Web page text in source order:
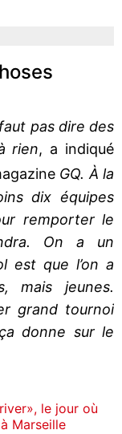
pas dire des
rien, a indiqué
GQ. À la
dix équipes
remporter le
On a un
est que l’on a
mais jeunes.
grand tournoi
donne sur le
le jour où
Marseille